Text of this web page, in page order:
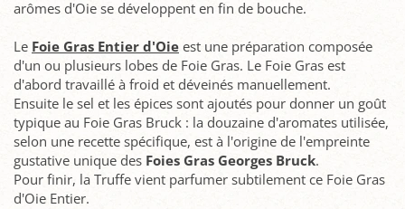
arômes d'Oie se développent en fin de bouche.
Le Foie Gras Entier d'Oie est une préparation composée
d'un ou plusieurs lobes de Foie Gras. Le Foie Gras est
d'abord travaillé à froid et déveinés manuellement.
Ensuite le sel et les épices sont ajoutés pour donner un goût
typique au Foie Gras Bruck : la douzaine d'aromates utilisée,
selon une recette spécifique, est à l'origine de l'empreinte
gustative unique des Foies Gras Georges Bruck.
Pour finir, la Truffe vient parfumer subtilement ce Foie Gras
d'Oie Entier.